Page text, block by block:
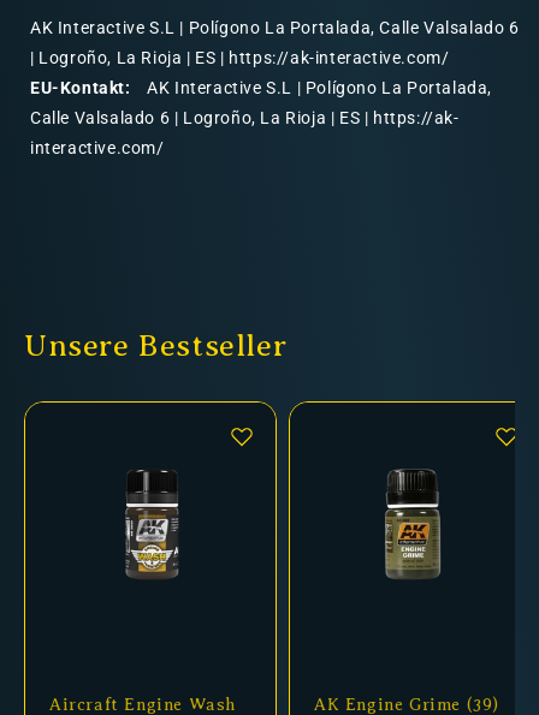
AK Interactive S.L | Polígono La Portalada, Calle Valsalado 6
| Logroño, La Rioja | ES | https://ak-interactive.com/
EU-Kontakt:
AK Interactive S.L | Polígono La Portalada,
Calle Valsalado 6 | Logroño, La Rioja | ES | https://ak-
interactive.com/
Unsere Bestseller
Aircraft Engine Wash
AK Engine Grime (39)